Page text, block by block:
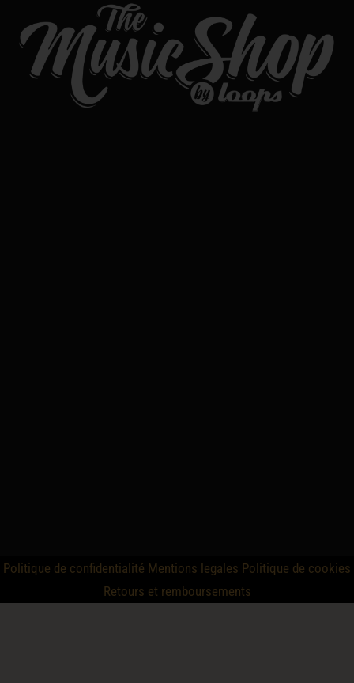
Politique de confidentialité Mentions legales Politique de cookies
Retours et remboursements